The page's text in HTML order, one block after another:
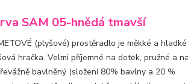
SAM 05-hnědá tmavší
(plyšové) prostěradlo je měkké a
hračka. Velmi příjemné na dotek, pružné a
bavlněný (složení 80% bavlny a 20 %